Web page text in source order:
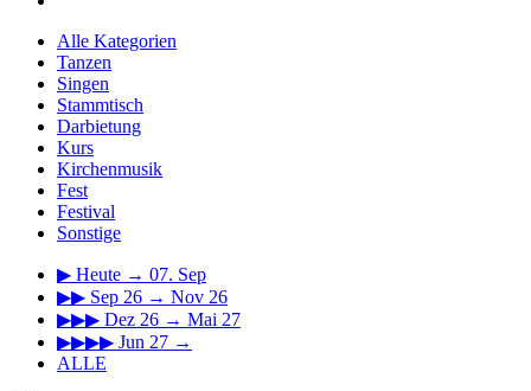
Alle Kategorien
Tanzen
Singen
Stammtisch
Darbietung
Kurs
Kirchenmusik
Fest
Festival
Sonstige
▶ Heute → 07. Sep
▶▶ Sep 26 → Nov 26
▶▶▶ Dez 26 → Mai 27
▶▶▶▶ Jun 27 →
ALLE